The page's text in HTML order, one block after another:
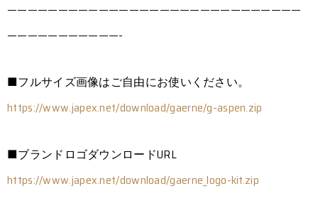
—————————————————————————————
———————————-
■フルサイズ画像はご自由にお使いください。
https://www.japex.net/download/gaerne/g-aspen.zip
■ブランドロゴダウンロードURL
https://www.japex.net/download/gaerne_logo-kit.zip